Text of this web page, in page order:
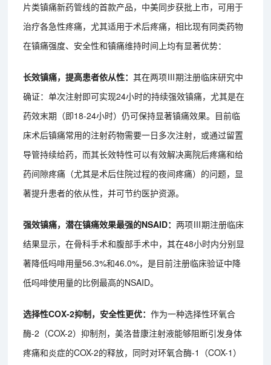
片类镇痛新药管线的首款产品，中美同步获批上市，可用于
治疗各急性疼痛，尤其适用于术后疼痛，相比现有同类药物
在镇痛强度、安全性和镇痛维持时间上均有显著优势：
长效镇痛，提高患者依从性：其在两项Ⅲ期注册临床研究中
确证：单次注射即可实现24小时的持续强效镇痛，尤其是在
药效末期（即18-24小时）仍可保持显著镇痛效果。目前临
床术后镇痛常用的注射药物需要一日多次注射，或通过留置
导管持续给药，而其长效特性可以有效解决离院后疼痛和给
药间隙疼痛（尤其是术后住院过程的夜间疼痛）的问题，显
著提升患者的依从性，并可节约医护资源。
强效镇痛，潜在镇痛效果最强的NSAID：两项Ⅲ期注册临床
结果显示，在骨科手术和腹部手术中，其在48小时内分别显
著降低吗啡用量56.3%和46.0%，是目前注册临床验证中降
低吗啡使用量的比例最高的NSAID。
选择性COX-2抑制，安全性更优：作为一种选择性环氧合
酶-2（COX-2）抑制剂，美洛昔康注射液能够阻断引发身体
疼痛和炎症的COX-2的释放，同时对环氧合酶-1（COX-1）